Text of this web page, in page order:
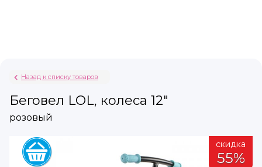
Назад к списку товаров
Беговел LOL, колеса 12"
розовый
скидка
55%